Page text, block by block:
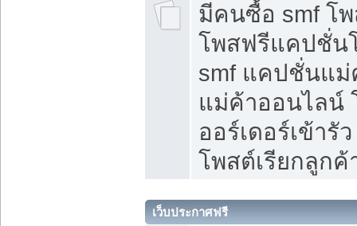
มีคนซื้อ smf โ
โพสฟรีแคปชั่น
smf แคปชั่นแ
แม่ค้าออนไลน์
ออร์เดอร์เข้ารั
โพสต์เรียกลูกค้
เว็บประกาศฟรี